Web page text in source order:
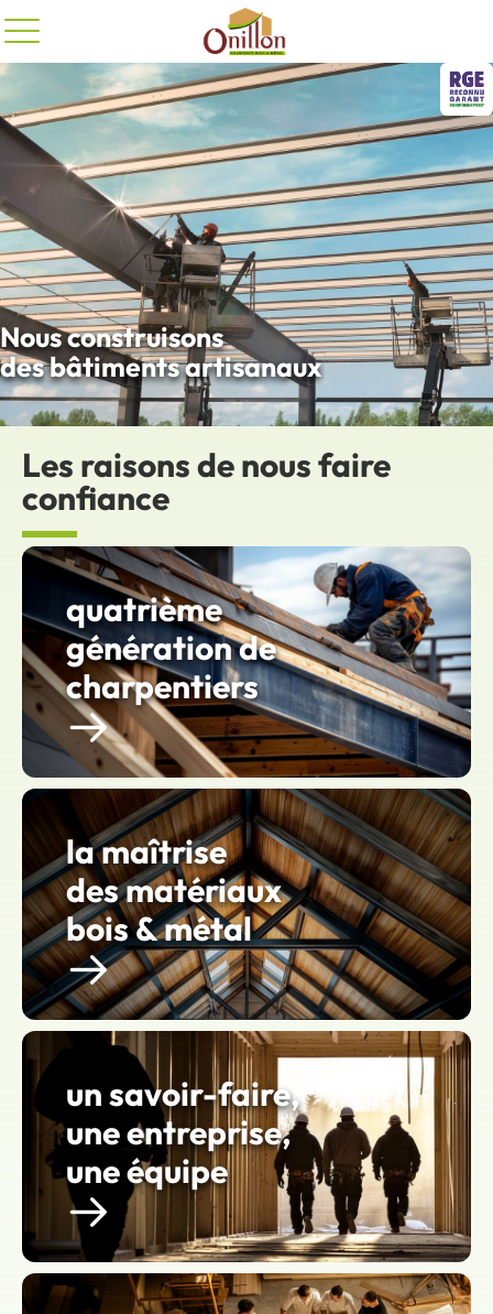
Nousconstruisons
concevons
fabriquons
desbâtiments artisanaux
bâtiments industriels
bâtiments agricoles
Les raisons de nous faire
confiance
quatrième
génération de
charpentiers
la maîtrise
des matériaux
bois & métal
un savoir-faire,
une entreprise,
une équipe